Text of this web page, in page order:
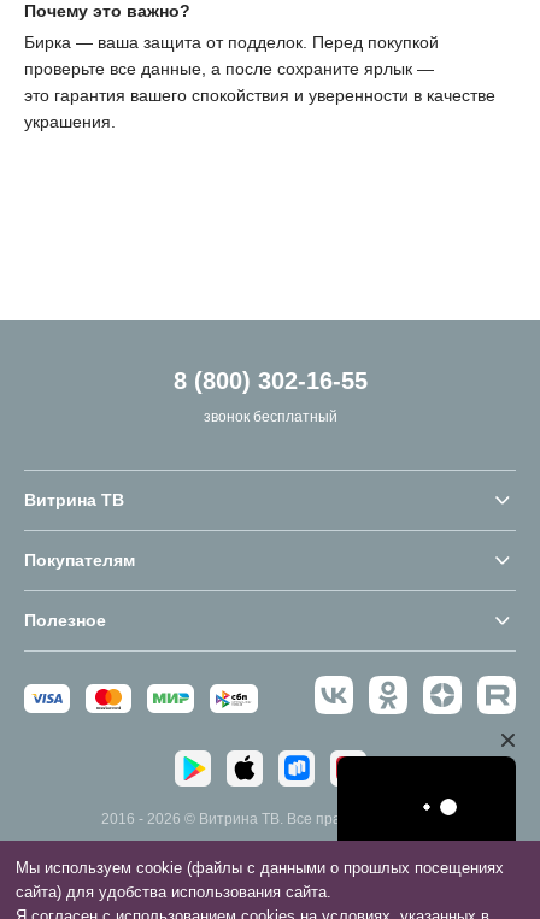
Почему это важно?
Бирка — ваша защита от подделок. Перед покупкой
проверьте все данные, а после сохраните ярлык —
это гарантия вашего спокойствия и уверенности в качестве
украшения.
№ лота: 88297
8 (800) 302-16-55
звонок бесплатный
Витрина ТВ
Покупателям
Полезное
2016 - 2026 © Витрина ТВ. Все права защищены.
Мы используем cookie (файлы с данными о прошлых посещениях
сайта) для удобства использования сайта.